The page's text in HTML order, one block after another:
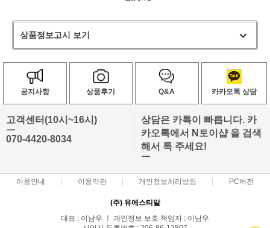
상품정보고시 보기
공지사항 상품후기 Q&A 카카오톡 상담
고객센터(10시~16시)
ㅡ
070-4420-8034
상담은 카톡이 빠릅니다. 카
카오톡에서 N토이샵 을 검색
해서 톡 주세요!
ㅡ
이용안내 이용약관 개인정보처리방침 PC버전
(주) 유에스티알
대표 : 이남우 ㅣ 개인정보 보호 책임자 : 이남우